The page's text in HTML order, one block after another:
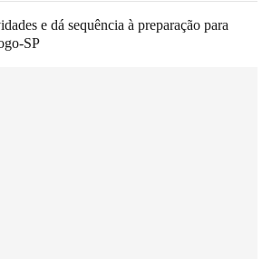
e dá sequência à preparação para
SP